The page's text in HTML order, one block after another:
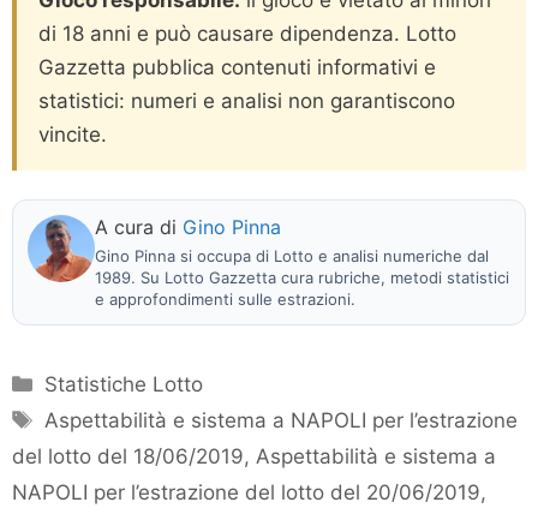
di 18 anni e può causare dipendenza. Lotto
Gazzetta pubblica contenuti informativi e
statistici: numeri e analisi non garantiscono
vincite.
A cura di Gino Pinna
Gino Pinna si occupa di Lotto e analisi numeriche dal
1989. Su Lotto Gazzetta cura rubriche, metodi statistici
e approfondimenti sulle estrazioni.
Categorie
Statistiche Lotto
Tag
Aspettabilità e sistema a NAPOLI per l’estrazione
del lotto del 18/06/2019, Aspettabilità e sistema a
NAPOLI per l’estrazione del lotto del 20/06/2019,